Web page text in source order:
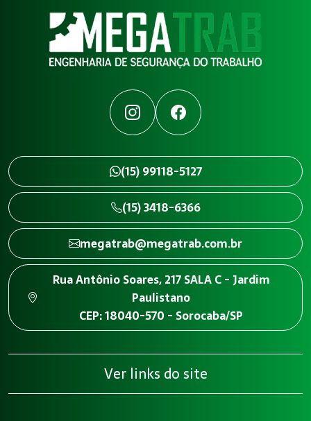
InstagramFacebook
(15) 99118-5127
(15) 3418-6366
megatrab@megatrab.com.br
Rua Antônio Soares, 217 SALA C - Jardim
Paulistano
CEP: 18040-570 - Sorocaba/SP
Ver links do site